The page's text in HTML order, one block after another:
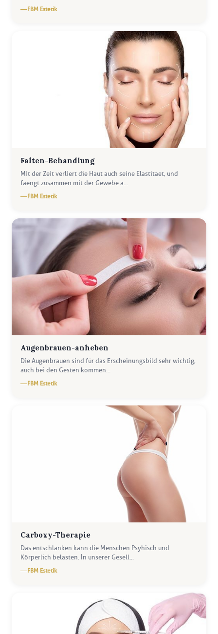
FBM Estetik
Falten-Behandlung
Mit der Zeit verliert die Haut auch seine Elastitaet, und
faengt zusammen mit der Gewebe a...
FBM Estetik
Augenbrauen-anheben
Die Augenbrauen sind für das Erscheinungsbild sehr wichtig,
auch bei den Gesten kommen...
FBM Estetik
Carboxy-Therapie
Das entschlanken kann die Menschen Psyhisch und
Körperlich belasten. İn unserer Gesell...
FBM Estetik